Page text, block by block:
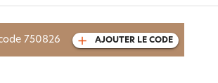
À découvrir aussi
750826 AJOUTER LE CODE